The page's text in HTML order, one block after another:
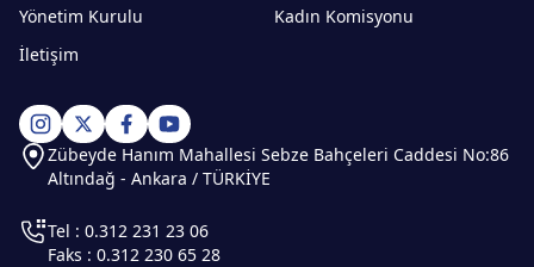
Yönetim Kurulu
Kadın Komisyonu
İletişim
Zübeyde Hanım Mahallesi Sebze Bahçeleri Caddesi No:86
Altındağ - Ankara / TÜRKİYE
Tel : 0.312 231 23 06
Faks : 0.312 230 65 28